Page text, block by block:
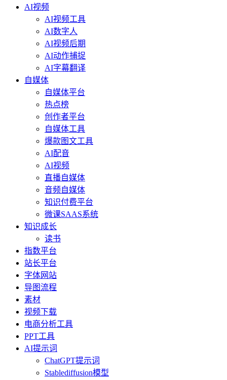
AI视频
AI视频工具
AI数字人
AI视频后期
AI动作捕捉
AI字幕翻译
自媒体
自媒体平台
热点榜
创作者平台
自媒体工具
爆款图文工具
AI配音
AI视频
直播自媒体
音频自媒体
知识付费平台
微课SAAS系统
知识成长
读书
指数平台
站长平台
字体网站
导图流程
素材
视频下载
电商分析工具
PPT工具
AI提示词
ChatGPT提示词
Stablediffusion模型